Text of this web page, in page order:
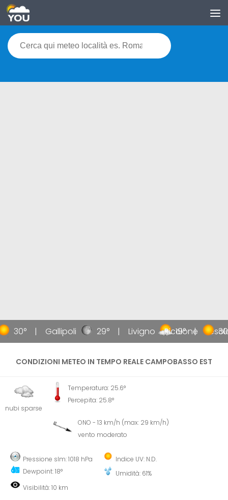
30° Gallipoli 29° Livigno 19°
Riccione
CONDIZIONI METEO IN TEMPO REALE CAMPOBASSO EST
nubi sparse
Temperatura: 25.6°
Percepita: 25.8°
ONO - 13 km/h (max: 29 km/h)
vento moderato
Pressione slm: 1018 hPa
Dewpoint: 18°
Indice UV: N.D.
Umidità: 61%
Visibilità: 10 km